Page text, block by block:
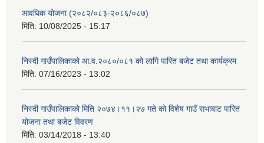
आवधिक योजना (२०८२/०८३-२०८६/०८७)
मिति: 10/08/2025 - 15:17
निस्दी गाउँपालिकाको आ.व.२०८०/०८१ को लागि पारित बजेट तथा कार्यक्रम
मिति: 07/16/2023 - 13:02
निस्दी गाउँपालिकाको मिति २०७४।११।२७ गते को विशेष गाउँ सभाबाट पारित
योजना तथा बजेट विवरण
मिति: 03/14/2018 - 13:40